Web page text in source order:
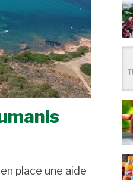
place une aide